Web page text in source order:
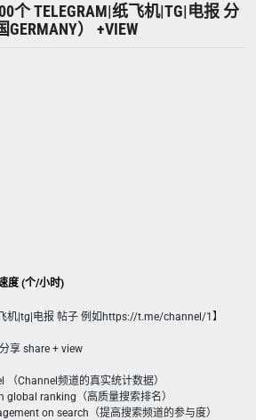
个 TELEGRAM|纸飞机|TG|电报 分
） +VIEW
速度 (个/小时)
机|tg|电报 帖子 例如https://t.me/channel/1】
享 share + view
（Channel频道的真实统计数据）
global ranking（高质量搜索排名）
on search（提高搜索频道的参与度）